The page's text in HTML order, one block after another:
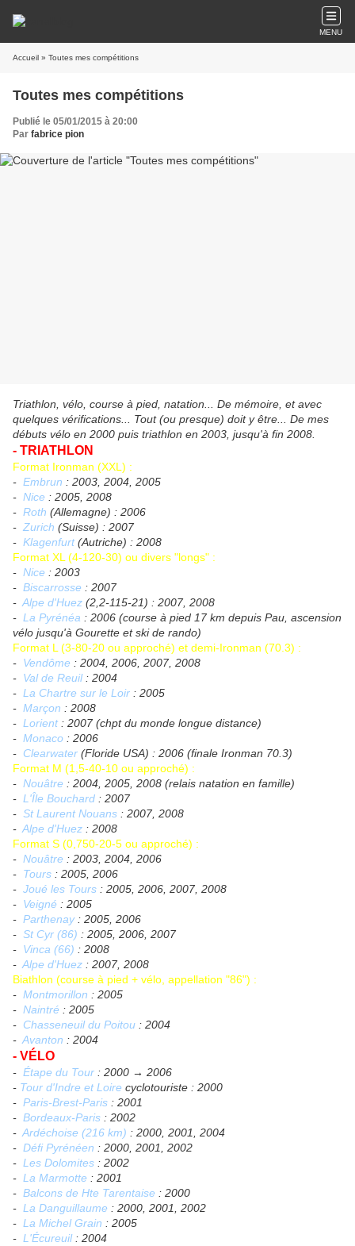
MENU
Accueil » Toutes mes compétitions
Toutes mes compétitions
Publié le 05/01/2015 à 20:00
Par fabrice pion
Triathlon, vélo, course à pied, natation... De mémoire, et avec
quelques vérifications... Tout (ou presque) doit y être... De mes
débuts vélo en 2000 puis triathlon en 2003, jusqu'à fin 2008.
- TRIATHLON
Format Ironman (XXL) :
- Embrun : 2003, 2004, 2005
- Nice : 2005, 2008
- Roth (Allemagne) : 2006
- Zurich (Suisse) : 2007
- Klagenfurt(Autriche) : 2008
Format XL (4-120-30) ou divers "longs" :
- Nice : 2003
- Biscarrosse : 2007
- Alpe d'Huez (2,2-115-21) : 2007, 2008
- La Pyrénéa : 2006 (course à pied 17 km depuis Pau, ascension
vélo jusqu'à Gourette et ski de rando)
Format L (3-80-20 ou approché) et demi-Ironman (70.3) :
- Vendôme : 2004, 2006, 2007, 2008
- Val de Reuil: 2004
- La Chartre sur le Loir : 2005
- Marçon : 2008
- Lorient: 2007 (chpt du monde longue distance)
- Monaco : 2006
- Clearwater (Floride USA) : 2006 (finale Ironman 70.3)
Format M (1,5-40-10 ou approché) :
- Nouâtre : 2004, 2005, 2008 (relais natation en famille)
- L'Île Bouchard : 2007
- St Laurent Nouans : 2007, 2008
- Alpe d'Huez : 2008
Format S (0,750-20-5 ou approché) :
- Nouâtre : 2003, 2004, 2006
- Tours : 2005, 2006
- Joué les Tours : 2005, 2006, 2007, 2008
- Veigné : 2005
- Parthenay: 2005, 2006
- St Cyr (86) : 2005, 2006, 2007
- Vinca (66) : 2008
- Alpe d'Huez : 2007, 2008
Biathlon (course à pied + vélo, appellation "86") :
- Montmorillon : 2005
- Naintré : 2005
- Chasseneuil du Poitou : 2004
- Avanton : 2004
- VÉLO
- Étape du Tour : 2000 → 2006
- Tour d'Indre et Loire cyclotouriste : 2000
- Paris-Brest-Paris : 2001
- Bordeaux-Paris : 2002
- Ardéchoise (216 km) : 2000, 2001, 2004
- Défi Pyrénéen : 2000, 2001, 2002
- Les Dolomites : 2002
- La Marmotte : 2001
- Balcons de Hte Tarentaise : 2000
- La Danguillaume : 2000, 2001, 2002
- La Michel Grain : 2005
- L'Écureuil: 2004